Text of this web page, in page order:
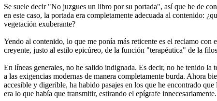
Se suele decir "No juzgues un libro por su portada", así que he de
en este caso, la portada era completamente adecuada al contenido:
vegetación exuberante?
Yendo al contenido, lo que me ponía más reticente es el reclamo
creyente, justo al estilo epicúreo, de la función "terapéutica" de la
En líneas generales, no he salido indignada. Es decir, no he tenido
a las exigencias modernas de manera completamente burda. Ahora
accesible y digerible, ha habido pasajes en los que he encontrado
era lo que había que transmitir, estirando el epígrafe innecesariamente.